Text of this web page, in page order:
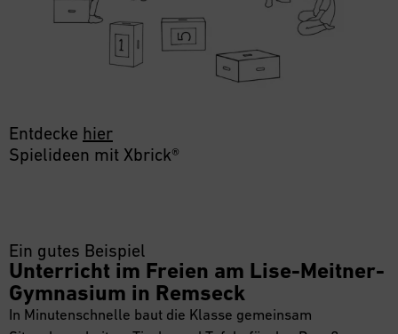
Entdecke hier
Spielideen mit Xbrick®
Ein gutes Beispiel
Unterricht im Freien am Lise-Meitner-
Gymnasium in Remseck
In Minutenschnelle baut die Klasse gemeinsam